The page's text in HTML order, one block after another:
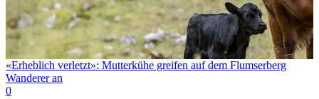
«Erheblich verletzt»: Mutterkühe greifen auf dem Flumserberg
Wanderer an
0